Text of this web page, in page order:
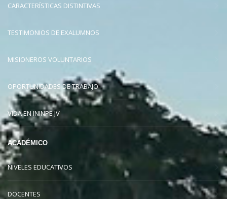
CARACTERÍSTICAS DISTINTIVAS
TESTIMONIOS DE EXALUMNOS
MISIONEROS VOLUNTARIOS
OPORTUNIDADES DE TRABAJO
VIDA EN ININPE JV
ACADÉMICO
NIVELES EDUCATIVOS
DOCENTES